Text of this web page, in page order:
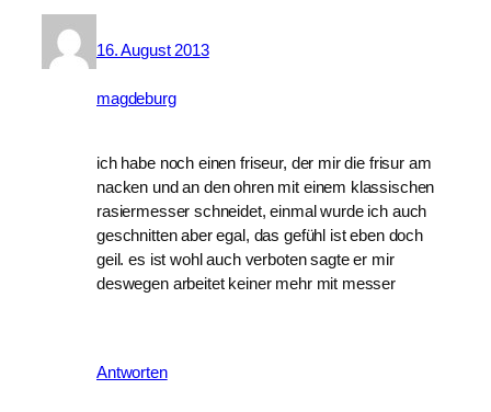
16. August 2013
magdeburg
ich habe noch einen friseur, der mir die frisur am
nacken und an den ohren mit einem klassischen
rasiermesser schneidet, einmal wurde ich auch
geschnitten aber egal, das gefühl ist eben doch
geil. es ist wohl auch verboten sagte er mir
deswegen arbeitet keiner mehr mit messer
Antworten